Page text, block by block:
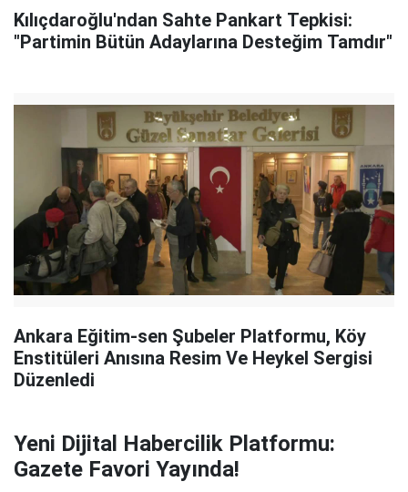
Kılıçdaroğlu'ndan Sahte Pankart Tepkisi:
"Partimin Bütün Adaylarına Desteğim Tamdır"
Ankara Eğitim-sen Şubeler Platformu, Köy
Enstitüleri Anısına Resim Ve Heykel Sergisi
Düzenledi
Yeni Dijital Habercilik Platformu:
Gazete Favori Yayında!